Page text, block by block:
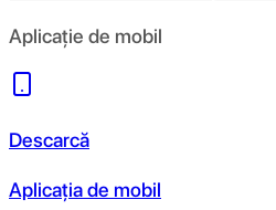
Aplicație de mobil
Descarcă
Aplicația de mobil